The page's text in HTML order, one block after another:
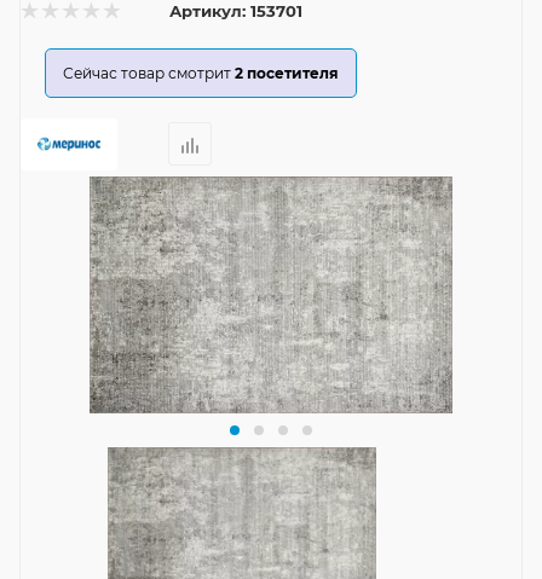
Артикул: 153701
Сейчас товар смотрит 2 посетителя